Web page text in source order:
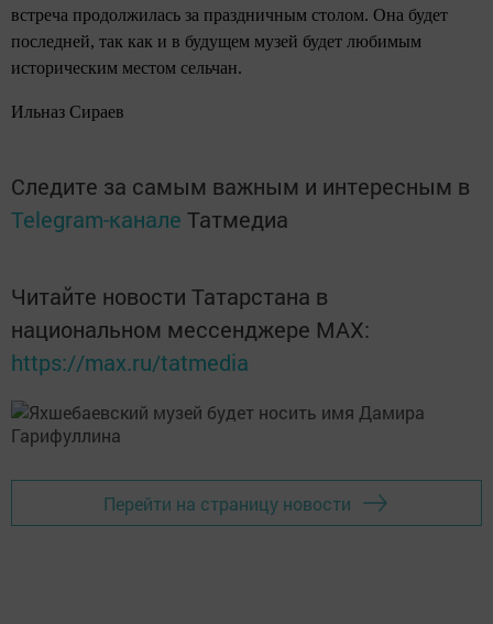
встреча продолжилась за праздничным столом. Она будет
последней, так как и в будущем музей будет любимым
историческим местом сельчан.
Ильназ Сираев
Следите за самым важным и интересным в
Telegram-канале Татмедиа
Читайте новости Татарстана в
национальном мессенджере MАХ:
https://max.ru/tatmedia
Перейти на страницу новости